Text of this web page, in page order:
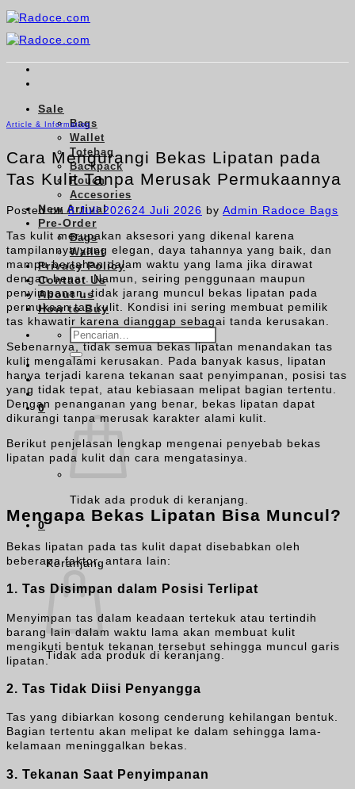
Skip
to
content
Sale
Bags
Wallet
Totebag
Backpack
Pouch
Accesories
New Arrival
Pre-Order
Bags
Wallet
Privacy Policy
Contact Us
About us
How to Buy
Pencarian
untuk:
0
Tidak ada produk di keranjang.
0
Keranjang
Tidak ada produk di keranjang.
Article & Information
Cara Mengurangi Bekas Lipatan pada
Tas Kulit Tanpa Merusak Permukaannya
Posted on8 Juli 202624 Juli 2026 by Admin Radoce Bags
Tas kulit merupakan aksesori yang dikenal karena
tampilannya yang elegan, daya tahannya yang baik, dan
mampu bertahan dalam waktu yang lama jika dirawat
dengan benar. Namun, seiring penggunaan maupun
penyimpanan, tidak jarang muncul bekas lipatan pada
permukaan tas kulit. Kondisi ini sering membuat pemilik
tas khawatir karena dianggap sebagai tanda kerusakan.
Sebenarnya, tidak semua bekas lipatan menandakan tas
kulit mengalami kerusakan. Pada banyak kasus, lipatan
hanya terjadi karena tekanan saat penyimpanan, posisi tas
yang tidak tepat, atau kebiasaan melipat bagian tertentu.
Dengan penanganan yang benar, bekas lipatan dapat
dikurangi tanpa merusak karakter alami kulit.
Berikut penjelasan lengkap mengenai penyebab bekas
lipatan pada kulit dan cara mengatasinya.
Mengapa Bekas Lipatan Bisa Muncul?
Bekas lipatan pada tas kulit dapat disebabkan oleh
beberapa faktor, antara lain:
1. Tas Disimpan dalam Posisi Terlipat
Menyimpan tas dalam keadaan tertekuk atau tertindih
barang lain dalam waktu lama akan membuat kulit
mengikuti bentuk tekanan tersebut sehingga muncul garis
lipatan.
2. Tas Tidak Diisi Penyangga
Tas yang dibiarkan kosong cenderung kehilangan bentuk.
Bagian tertentu akan melipat ke dalam sehingga lama-
kelamaan meninggalkan bekas.
3. Tekanan Saat Penyimpanan